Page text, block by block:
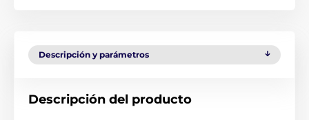
Descripción y parámetros
Descripción del producto